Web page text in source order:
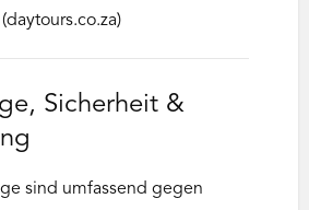
Sicherheit &
sind umfassend gegen